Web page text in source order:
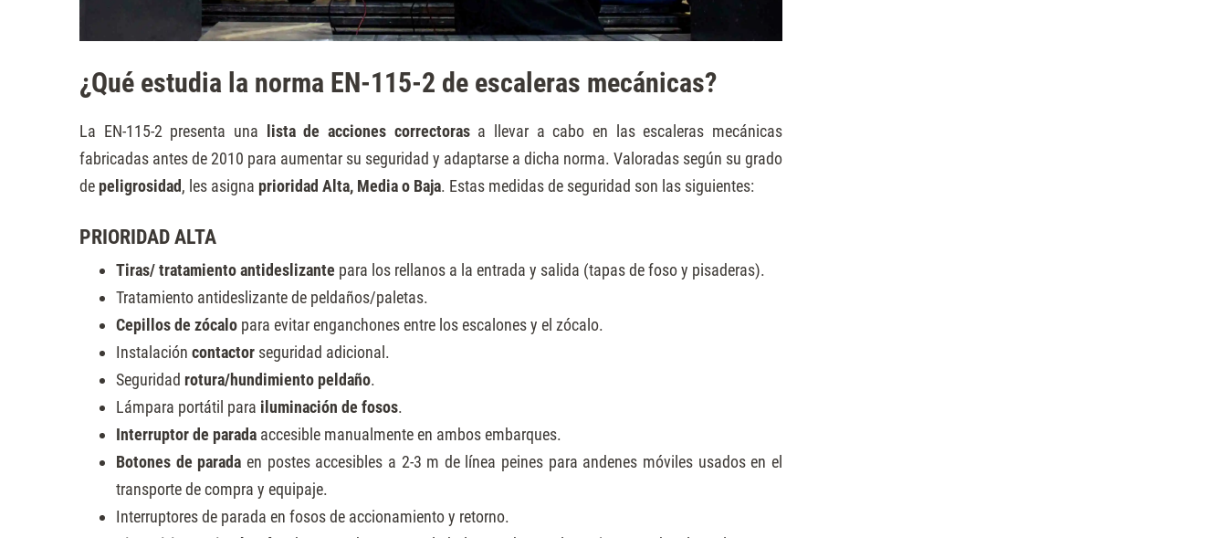
¿Qué estudia la norma EN-115-2 de escaleras mecánicas?
La EN-115-2 presenta una lista de acciones correctoras a llevar a cabo en las escaleras mecánicas
fabricadas antes de 2010 para aumentar su seguridad y adaptarse a dicha norma. Valoradas según su grado
de peligrosidad, les asigna prioridad Alta, Media o Baja. Estas medidas de seguridad son las siguientes:
PRIORIDAD ALTA
Tiras/ tratamiento antideslizante para los rellanos a la entrada y salida (tapas de foso y pisaderas).
Tratamiento antideslizante de peldaños/paletas.
Cepillos de zócalo para evitar enganchones entre los escalones y el zócalo.
Instalación contactor seguridad adicional.
Seguridad rotura/hundimiento peldaño.
Lámpara portátil para iluminación de fosos.
Interruptor de parada accesible manualmente en ambos embarques.
Botones de parada en postes accesibles a 2-3 m de línea peines para andenes móviles usados en el
transporte de compra y equipaje.
Interruptores de parada en fosos de accionamiento y retorno.